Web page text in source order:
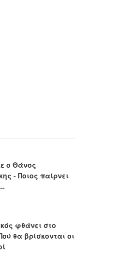
ο Θάνος
- Ποιος παίρνει
φθάνει στο
θα βρίσκονται οι